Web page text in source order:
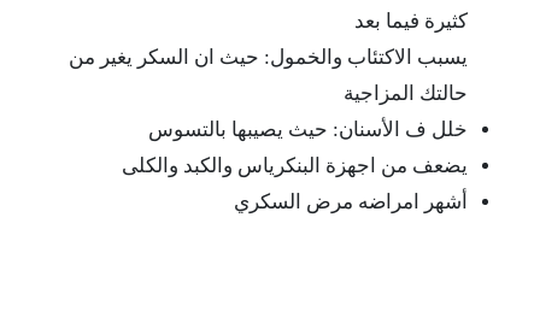
كثيرة فيما بعد
يسبب الاكتئاب والخمول: حيث ان السكر يغير من
حالتك المزاجية
خلل ف الأسنان: حيث يصيبها بالتسوس
يضعف من اجهزة البنكرياس والكبد والكلى
أشهر امراضه مرض السكري